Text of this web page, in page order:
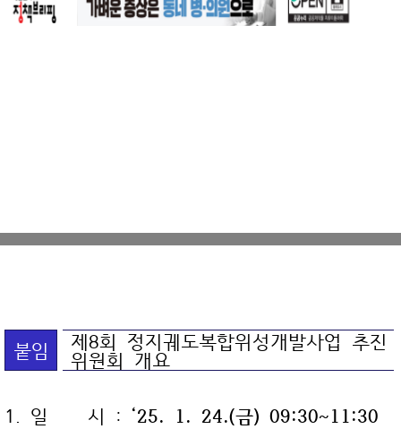
붙임 제8회 정지궤도복합위성개발사업 추진
위원회 개요
1. 일 시 : ‘25. 1. 24.(금) 09:30~11:30